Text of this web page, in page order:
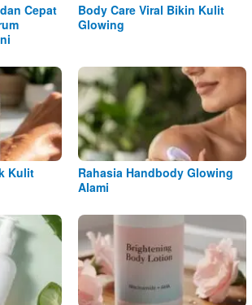
Cepat
Body Care Viral Bikin Kulit
Glowing
Kulit
Rahasia Handbody Glowing
Alami